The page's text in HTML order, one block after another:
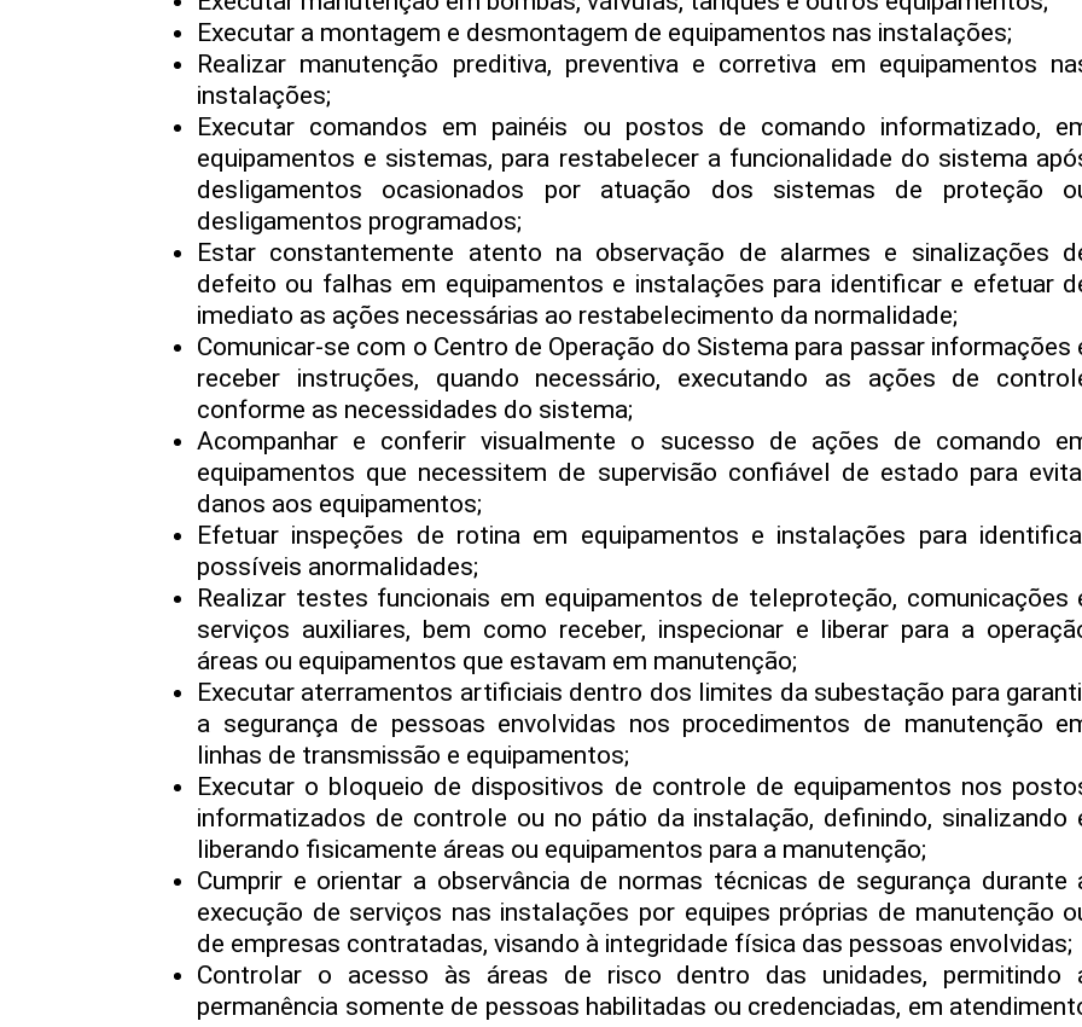
Executar a montagem e desmontagem de equipamentos nas instalações;
Realizar manutenção preditiva, preventiva e corretiva em equipamentos
instalações;
Executar comandos em painéis ou postos de comando informatizado,
equipamentos e sistemas, para restabelecer a funcionalidade do sistema
desligamentos ocasionados por atuação dos sistemas de proteção
desligamentos programados;
Estar constantemente atento na observação de alarmes e sinalizações
defeito ou falhas em equipamentos e instalações para identificar e efetuar
imediato as ações necessárias ao restabelecimento da normalidade;
Comunicar-se com o Centro de Operação do Sistema para passar informações
receber instruções, quando necessário, executando as ações de
conforme as necessidades do sistema;
Acompanhar e conferir visualmente o sucesso de ações de comando
equipamentos que necessitem de supervisão confiável de estado para
danos aos equipamentos;
Efetuar inspeções de rotina em equipamentos e instalações para
possíveis anormalidades;
Realizar testes funcionais em equipamentos de teleproteção, comunicações
serviços auxiliares, bem como receber, inspecionar e liberar para a
áreas ou equipamentos que estavam em manutenção;
Executar aterramentos artificiais dentro dos limites da subestação para
a segurança de pessoas envolvidas nos procedimentos de manutenção
linhas de transmissão e equipamentos;
Executar o bloqueio de dispositivos de controle de equipamentos nos
informatizados de controle ou no pátio da instalação, definindo, sinalizando
liberando fisicamente áreas ou equipamentos para a manutenção;
Cumprir e orientar a observância de normas técnicas de segurança durante
execução de serviços nas instalações por equipes próprias de manutenção
de empresas contratadas, visando à integridade física das pessoas envolvidas;
Controlar o acesso às áreas de risco dentro das unidades, permitindo
permanência somente de pessoas habilitadas ou credenciadas, em